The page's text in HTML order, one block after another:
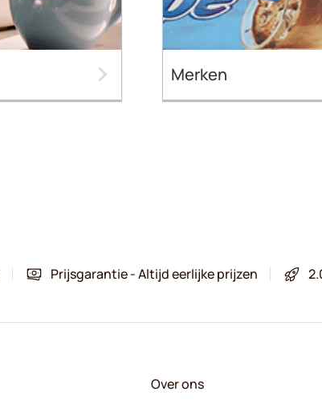
Merken
Prijsgarantie - Altijd eerlijke prijzen
Over ons